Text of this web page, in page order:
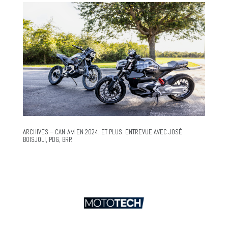
ARCHIVES – CAN-AM EN 2024, ET PLUS. ENTREVUE AVEC JOSÉ
BOISJOLI, PDG, BRP.